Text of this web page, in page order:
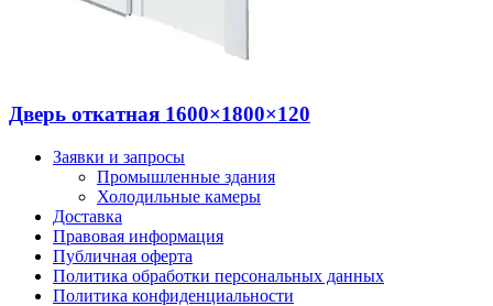
Дверь откатная 1600×1800×120
Заявки и запросы
Промышленные здания
Холодильные камеры
Доставка
Правовая информация
Публичная оферта
Политика обработки персональных данных
Политика конфиденциальности